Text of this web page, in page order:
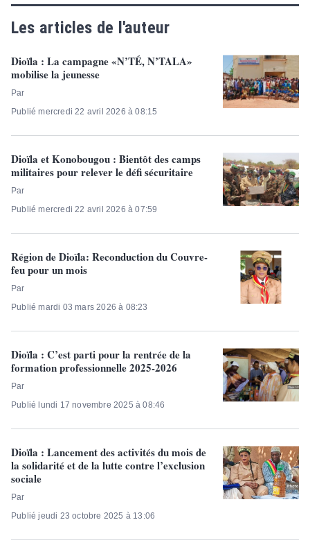
Les articles de l'auteur
Dioïla : La campagne «N’TÉ, N’TALA»
mobilise la jeunesse
Par
Publié mercredi 22 avril 2026 à 08:15
Dioïla et Konobougou : Bientôt des camps
militaires pour relever le défi sécuritaire
Par
Publié mercredi 22 avril 2026 à 07:59
Région de Dioïla: Reconduction du Couvre-
feu pour un mois
Par
Publié mardi 03 mars 2026 à 08:23
Dioïla : C’est parti pour la rentrée de la
formation professionnelle 2025-2026
Par
Publié lundi 17 novembre 2025 à 08:46
Dioïla : Lancement des activités du mois de
la solidarité et de la lutte contre l’exclusion
sociale
Par
Publié jeudi 23 octobre 2025 à 13:06